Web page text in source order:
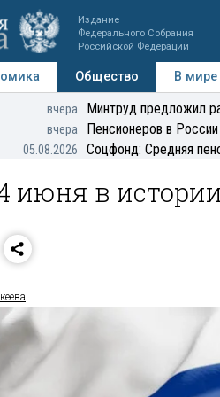
Издание
Федерального Собрания
Российской Федерации
Общество В мире
Мнения Регионы
вчера Минтруд предложил
вчера Пенсионеров в
05.08.2026 Соцфонд: Средняя
июня в истории